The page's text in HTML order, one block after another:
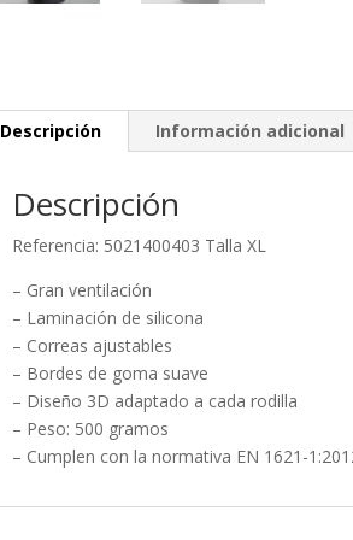
Descripción Información adicional
Descripción
Referencia: 5021400403 Talla XL
– Gran ventilación
– Laminación de silicona
– Correas ajustables
– Bordes de goma suave
– Diseño 3D adaptado a cada rodilla
– Peso: 500 gramos
– Cumplen con la normativa EN 1621-